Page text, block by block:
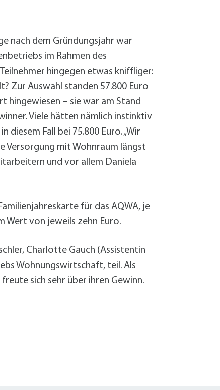
nach dem Gründungsjahr war
im Rahmen des
hingegen etwas kniffliger:
Zur Auswahl standen 57.800 Euro
hingewiesen – sie war am Stand
Viele hätten nämlich instinktiv
Fall bei 75.800 Euro. „Wir
Versorgung mit Wohnraum längst
und vor allem Daniela
für das AQWA, je
Wert von jeweils zehn Euro.
Charlotte Gauch (Assistentin
Wohnungswirtschaft, teil. Als
sich sehr über ihren Gewinn.